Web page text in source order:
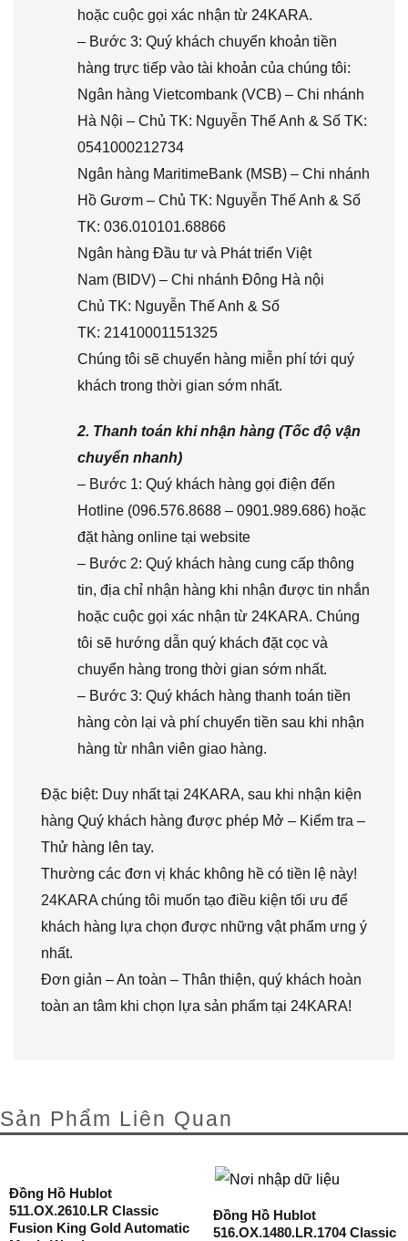
hoặc cuộc gọi xác nhận từ 24KARA.
– Bước 3: Quý khách chuyển khoản tiền
hàng trực tiếp vào tài khoản của chúng tôi:
Ngân hàng Vietcombank (VCB) – Chi nhánh
Hà Nội – Chủ TK: Nguyễn Thế Anh & Số TK:
0541000212734
Ngân hàng MaritimeBank (MSB) – Chi nhánh
Hồ Gươm – Chủ TK: Nguyễn Thế Anh & Số
TK: 036.010101.68866
Ngân hàng Đầu tư và Phát triển Việt
Nam (BIDV) – Chi nhánh Đông Hà nội
Chủ TK: Nguyễn Thế Anh & Số
TK: 21410001151325
Chúng tôi sẽ chuyển hàng miễn phí tới quý
khách trong thời gian sớm nhất.
2. Thanh toán khi nhận hàng (Tốc độ vận
chuyển nhanh)
– Bước 1: Quý khách hàng gọi điện đến
Hotline (096.576.8688 – 0901.989.686) hoặc
đặt hàng online tại website
– Bước 2: Quý khách hàng cung cấp thông
tin, địa chỉ nhận hàng khi nhận được tin nhắn
hoặc cuộc gọi xác nhận từ 24KARA. Chúng
tôi sẽ hướng dẫn quý khách đặt cọc và
chuyển hàng trong thời gian sớm nhất.
– Bước 3: Quý khách hàng thanh toán tiền
hàng còn lại và phí chuyển tiền sau khi nhận
hàng từ nhân viên giao hàng.
Đặc biệt: Duy nhất tại 24KARA, sau khi nhận kiện
hàng Quý khách hàng được phép Mở – Kiểm tra –
Thử hàng lên tay.
Thường các đơn vị khác không hề có tiền lệ này!
24KARA chúng tôi muốn tạo điều kiện tối ưu để
khách hàng lựa chọn được những vật phẩm ưng ý
nhất.
Đơn giản – An toàn – Thân thiện, quý khách hoàn
toàn an tâm khi chọn lựa sản phẩm tại 24KARA!
Sản Phẩm Liên Quan
Đồng Hồ Hublot
511.OX.2610.LR Classic
Fusion King Gold Automatic
Đồng Hồ Hublot
516.OX.1480.LR.1704 Classic